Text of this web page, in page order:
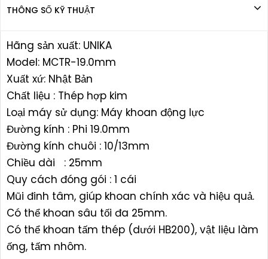
THÔNG SỐ KỸ THUẬT
Hãng sản xuất: UNIKA
Model: MCTR-19.0mm
Xuất xứ: Nhật Bản
Chất liệu : Thép hợp kim
Loại máy sử dụng: Máy khoan động lực
Đường kính : Phi 19.0mm
Đường kính chuôi : 10/13mm
Chiều dài : 25mm
Quy cách đóng gói : 1 cái
Mũi đinh tâm, giúp khoan chính xác và hiệu quả.
Có thể khoan sâu tối đa 25mm.
Có thể khoan tấm thép (dưới HB200), vật liệu làm
ống, tấm nhôm.